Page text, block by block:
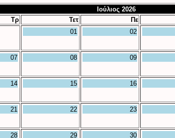
Ιούλιος 2026
Τρ Τετ Πε
01
02
07 08 09
14 15 16
21 22 23
28 29 30